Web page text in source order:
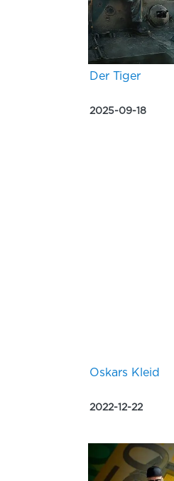
Der Tiger
2025-09-18
Oskars Kleid
2022-12-22